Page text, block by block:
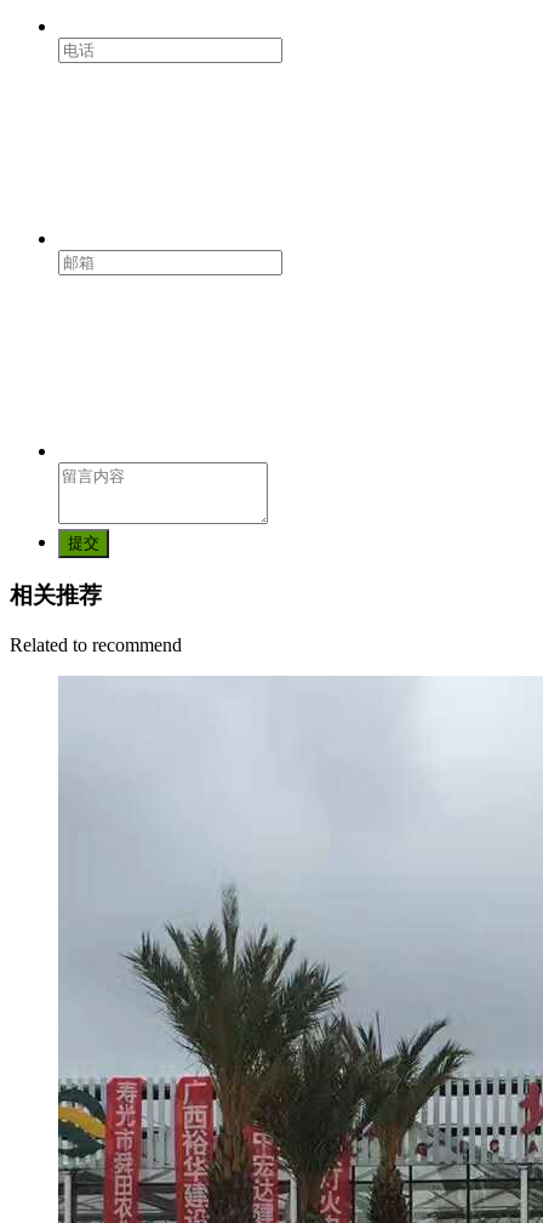
提交
相关推荐
Related to recommend